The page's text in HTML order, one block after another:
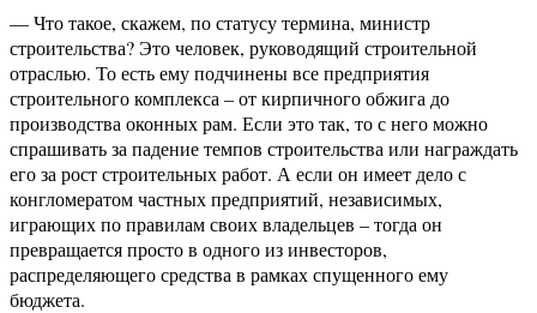
— Что такое, скажем, по статусу термина, министр
строительства? Это человек, руководящий строительной
отраслью. То есть ему подчинены все предприятия
строительного комплекса – от кирпичного обжига до
производства оконных рам. Если это так, то с него можно
спрашивать за падение темпов строительства или награждать
его за рост строительных работ. А если он имеет дело с
конгломератом частных предприятий, независимых,
играющих по правилам своих владельцев – тогда он
превращается просто в одного из инвесторов,
распределяющего средства в рамках спущенного ему
бюджета.